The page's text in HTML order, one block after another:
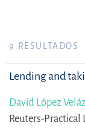
9 RESULTADOS
Lending and
David López
Reuters-Practical